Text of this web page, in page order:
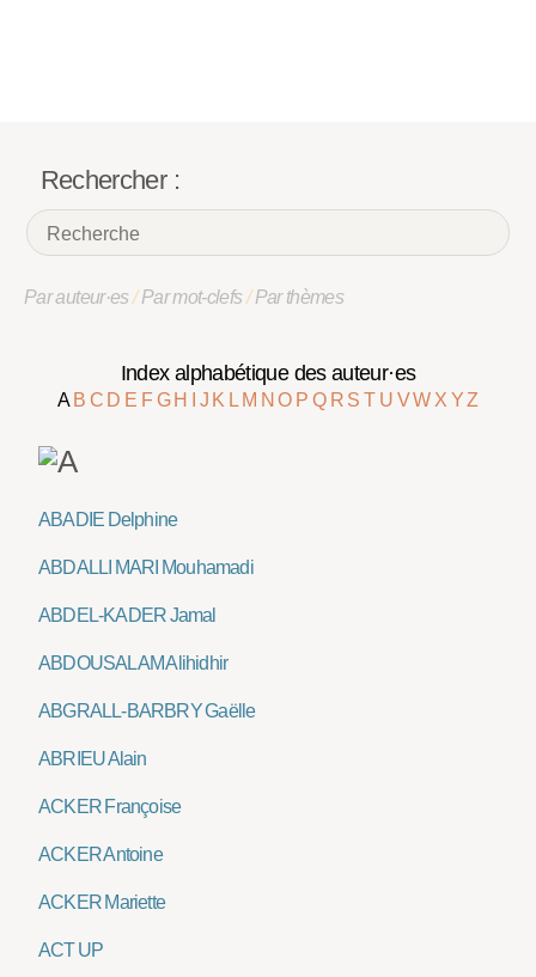
Rechercher :
Par auteur·es/Par mot-clefs/Par thèmes
Index alphabétique des auteur·es
A B C D E F G H J K L M NO P Q R ST U VW X YZ
ABADIE Delphine
ABDALLI MARI Mouhamadi
ABDEL-KADER Jamal
ABDOUSALAM Alihidhir
ABGRALL-BARBRY Gaëlle
ABRIEU Alain
ACKER Françoise
ACKER Antoine
ACKER Mariette
ACT UP